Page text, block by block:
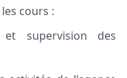
cours :
supervision des